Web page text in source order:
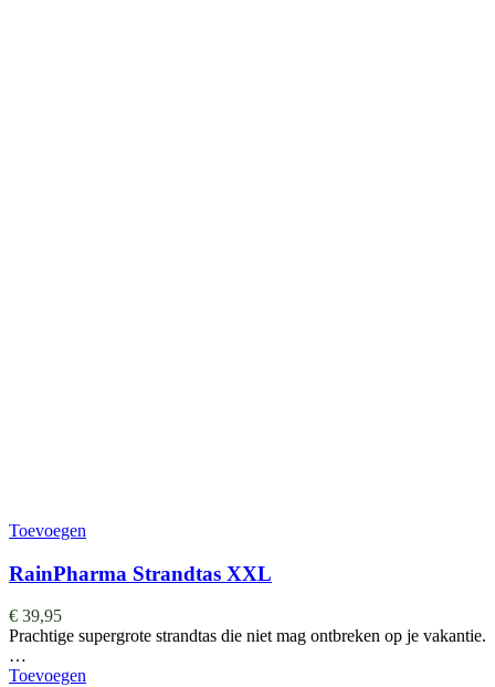
Toevoegen
RainPharma Strandtas XXL
€ 39,95
Prachtige supergrote strandtas die niet mag ontbreken op je vakantie.
…
Toevoegen